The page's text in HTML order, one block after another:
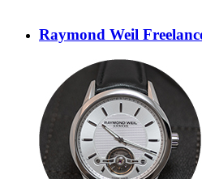
Raymond Weil